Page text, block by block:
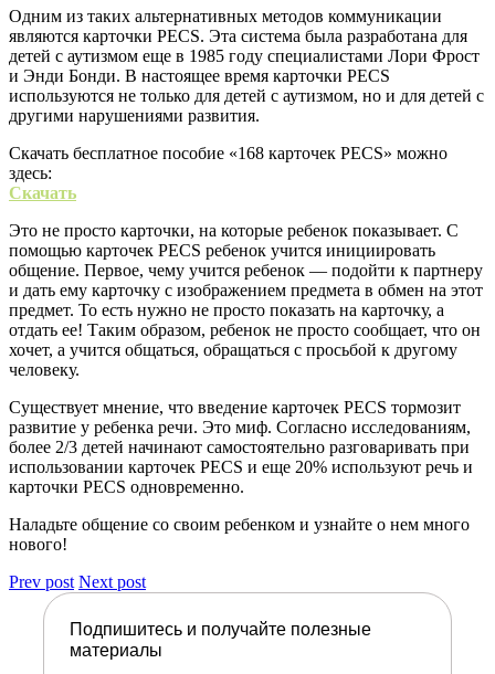
Одним из таких альтернативных методов коммуникации
являются карточки PECS. Эта система была разработана для
детей с аутизмом еще в 1985 году специалистами Лори Фрост
и Энди Бонди. В настоящее время карточки PECS
используются не только для детей с аутизмом, но и для детей с
другими нарушениями развития.
Скачать бесплатное пособие «168 карточек PECS» можно
здесь:
Скачать
Это не просто карточки, на которые ребенок показывает. С
помощью карточек PECS ребенок учится инициировать
общение. Первое, чему учится ребенок — подойти к партнеру
и дать ему карточку с изображением предмета в обмен на этот
предмет. То есть нужно не просто показать на карточку, а
отдать ее! Таким образом, ребенок не просто сообщает, что он
хочет, а учится общаться, обращаться с просьбой к другому
человеку.
Существует мнение, что введение карточек PECS тормозит
развитие у ребенка речи. Это миф. Согласно исследованиям,
более 2/3 детей начинают самостоятельно разговаривать при
использовании карточек PECS и еще 20% используют речь и
карточки PECS одновременно.
Наладьте общение со своим ребенком и узнайте о нем много
нового!
Prev post Next post
Подпишитесь и получайте полезные
материалы